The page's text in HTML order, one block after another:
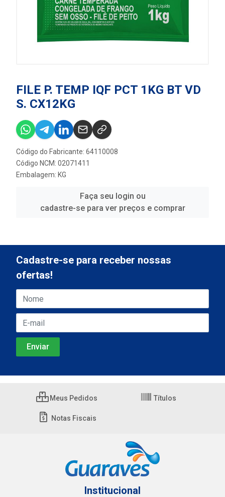
FILE P. TEMP IQF PCT 1KG BT VD
S. CX12KG
Código do Fabricante: 64110008
Código NCM: 02071411
Embalagem: KG
Faça seu login ou
cadastre-se para ver preços e comprar
Cadastre-se para receber nossas
ofertas!
Meus Pedidos Títulos
Notas Fiscais
Institucional